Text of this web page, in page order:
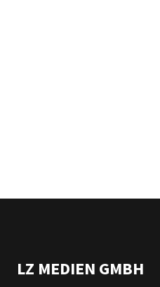
LZ MEDIEN GMBH